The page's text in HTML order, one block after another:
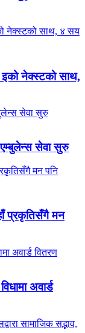
इको नेक्स्टको साथ,
एम्बुलेन्स सेवा सुरु
प्रकृतिसँगै मन
अवार्ड